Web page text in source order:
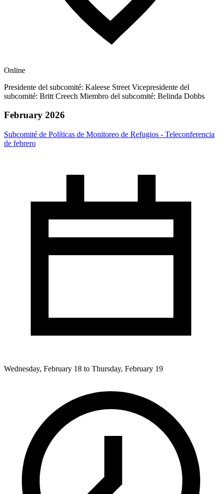
Online
Presidente del subcomité: Kaleese Street Vicepresidente del
subcomité: Britt Creech Miembro del subcomité: Belinda Dobbs
February 2026
Subcomité de Políticas de Monitoreo de Refugios - Teleconferencia
de febrero
Wednesday, February 18 to Thursday, February 19